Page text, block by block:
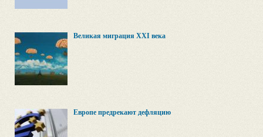
Великая миграция XXI века
Европе предрекают дефляцию